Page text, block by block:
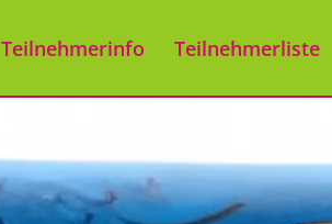
Teilnehmerinfo Teilnehmerliste